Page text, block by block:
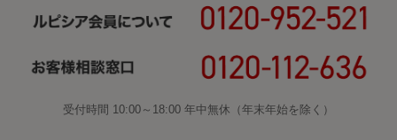
受付時間 10:00～18:00 年中無休（年末年始を除く）